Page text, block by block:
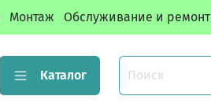
Монтаж Обслуживание и ремонт
Каталог